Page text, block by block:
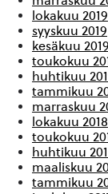
lokakuu 2019
syyskuu 2019
kesäkuu 2019
toukokuu
huhtikuu
tammikuu
marraskuu
lokakuu 2018
toukokuu
huhtikuu
maaliskuu
tammikuu